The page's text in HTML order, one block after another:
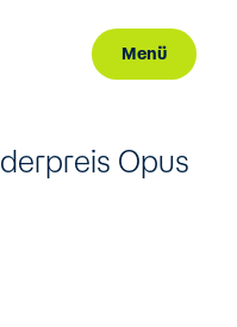
Menü
Opus